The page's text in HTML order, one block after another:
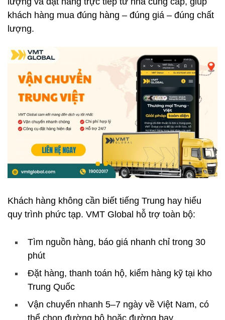
khách hàng mua đúng hàng – đúng giá – đúng chất
lượng.
Khách hàng không cần biết tiếng Trung hay hiểu
quy trình phức tạp. VMT Global hỗ trợ toàn bộ:
Tìm nguồn hàng, báo giá nhanh chỉ trong 30
phút
Đặt hàng, thanh toán hộ, kiểm hàng kỹ tại kho
Trung Quốc
Vận chuyển nhanh 5–7 ngày về Việt Nam, có
thể chọn đường bộ hoặc đường bay